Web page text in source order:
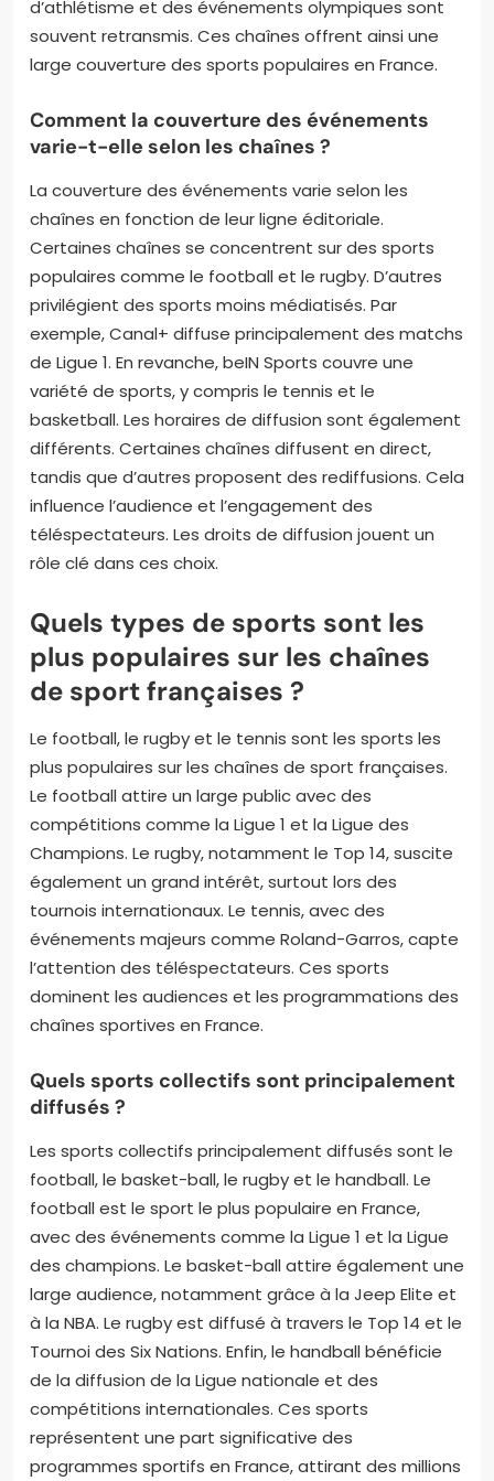
d’athlétisme et des événements olympiques sont
souvent retransmis. Ces chaînes offrent ainsi une
large couverture des sports populaires en France.
Comment la couverture des événements
varie-t-elle selon les chaînes ?
La couverture des événements varie selon les
chaînes en fonction de leur ligne éditoriale.
Certaines chaînes se concentrent sur des sports
populaires comme le football et le rugby. D’autres
privilégient des sports moins médiatisés. Par
exemple, Canal+ diffuse principalement des matchs
de Ligue 1. En revanche, beIN Sports couvre une
variété de sports, y compris le tennis et le
basketball. Les horaires de diffusion sont également
différents. Certaines chaînes diffusent en direct,
tandis que d’autres proposent des rediffusions. Cela
influence l’audience et l’engagement des
téléspectateurs. Les droits de diffusion jouent un
rôle clé dans ces choix.
Quels types de sports sont les
plus populaires sur les chaînes
de sport françaises ?
Le football, le rugby et le tennis sont les sports les
plus populaires sur les chaînes de sport françaises.
Le football attire un large public avec des
compétitions comme la Ligue 1 et la Ligue des
Champions. Le rugby, notamment le Top 14, suscite
également un grand intérêt, surtout lors des
tournois internationaux. Le tennis, avec des
événements majeurs comme Roland-Garros, capte
l’attention des téléspectateurs. Ces sports
dominent les audiences et les programmations des
chaînes sportives en France.
Quels sports collectifs sont principalement
diffusés ?
Les sports collectifs principalement diffusés sont le
football, le basket-ball, le rugby et le handball. Le
football est le sport le plus populaire en France,
avec des événements comme la Ligue 1 et la Ligue
des champions. Le basket-ball attire également une
large audience, notamment grâce à la Jeep Elite et
à la NBA. Le rugby est diffusé à travers le Top 14 et le
Tournoi des Six Nations. Enfin, le handball bénéficie
de la diffusion de la Ligue nationale et des
compétitions internationales. Ces sports
représentent une part significative des
programmes sportifs en France, attirant des millions